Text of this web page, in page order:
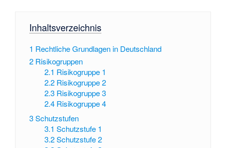
Inhaltsverzeichnis
1 Rechtliche Grundlagen in Deutschland
2 Risikogruppen
2.1 Risikogruppe 1
2.2 Risikogruppe 2
2.3 Risikogruppe 3
2.4 Risikogruppe 4
3Schutzstufen
3.1 Schutzstufe 1
3.2 Schutzstufe 2